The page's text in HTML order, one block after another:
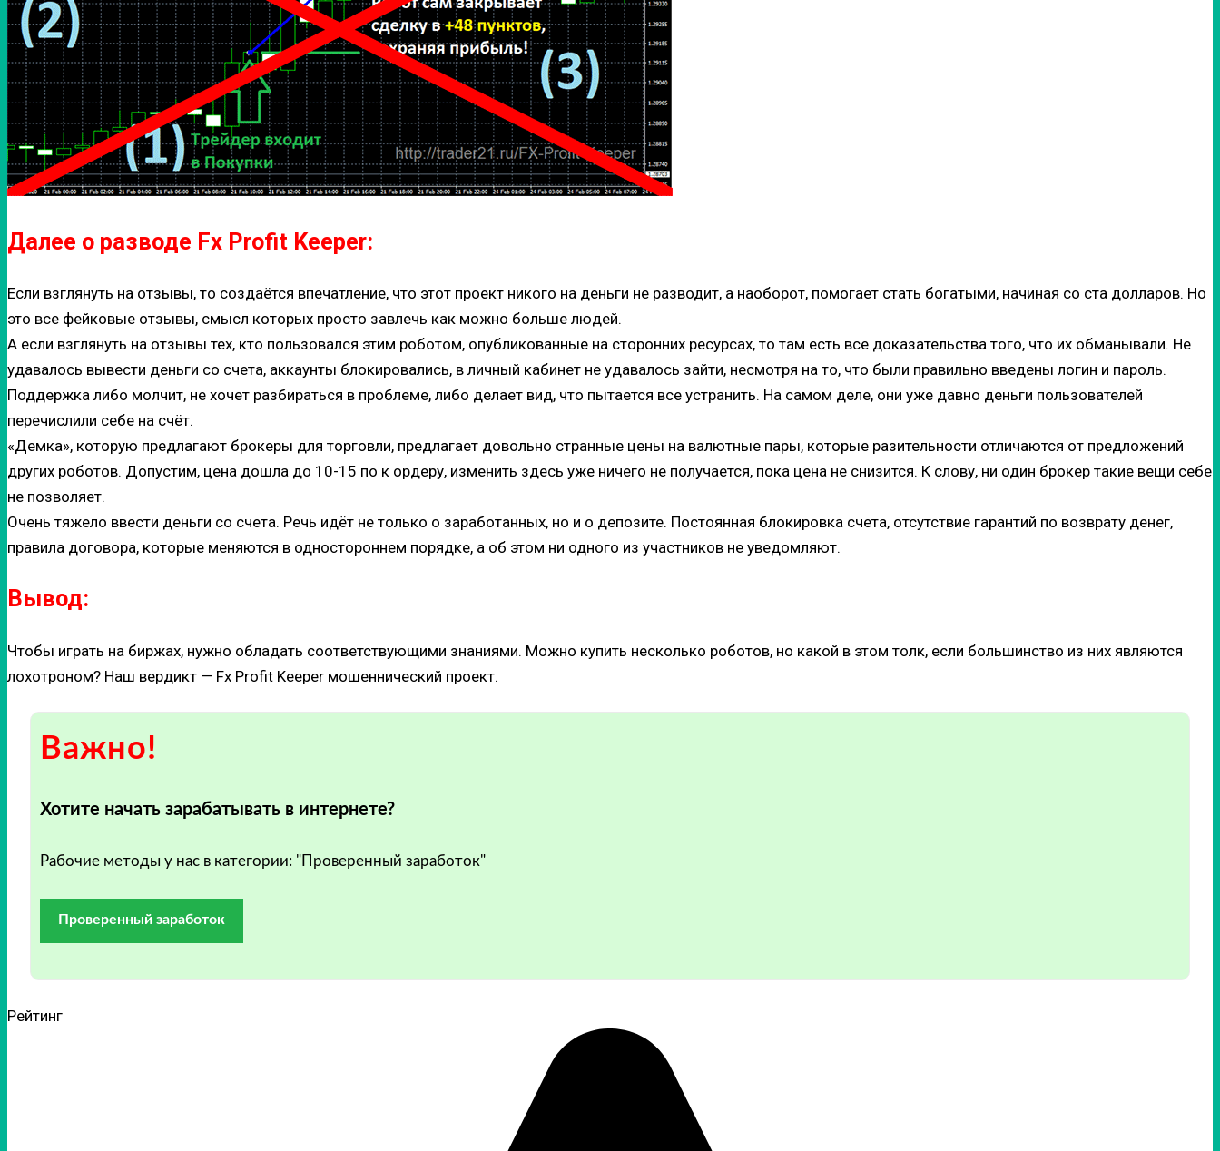
Далее о разводе Fx Profit Keeper:
Если взглянуть на отзывы, то создаётся впечатление, что этот проект никого на деньги не разводит, а наоборот, помогает стать богатыми, начиная со ста долларов. Но
это все фейковые отзывы, смысл которых просто завлечь как можно больше людей.
А если взглянуть на отзывы тех, кто пользовался этим роботом, опубликованные на сторонних ресурсах, то там есть все доказательства того, что их обманывали. Не
удавалось вывести деньги со счета, аккаунты блокировались, в личный кабинет не удавалось зайти, несмотря на то, что были правильно введены логин и пароль.
Поддержка либо молчит, не хочет разбираться в проблеме, либо делает вид, что пытается все устранить. На самом деле, они уже давно деньги пользователей
перечислили себе на счёт.
«Демка», которую предлагают брокеры для торговли, предлагает довольно странные цены на валютные пары, которые разительности отличаются от предложений
других роботов. Допустим, цена дошла до 10-15 по к ордеру, изменить здесь уже ничего не получается, пока цена не снизится. К слову, ни один брокер такие вещи себе
не позволяет.
Очень тяжело ввести деньги со счета. Речь идёт не только о заработанных, но и о депозите. Постоянная блокировка счета, отсутствие гарантий по возврату денег,
правила договора, которые меняются в одностороннем порядке, а об этом ни одного из участников не уведомляют.
Вывод:
Чтобы играть на биржах, нужно обладать соответствующими знаниями. Можно купить несколько роботов, но какой в этом толк, если большинство из них являются
лохотроном? Наш вердикт — Fx Profit Keeper мошеннический проект.
Важно!
Хотите начать зарабатывать в интернете?
Рабочие методы у нас в категории: "Проверенный заработок"
Проверенный заработок
Рейтинг